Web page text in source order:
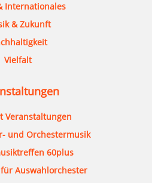
Internationales
& Zukunft
Vielfalt
Veranstaltungen
und Orchestermusik
60plus
Auswahlorchester